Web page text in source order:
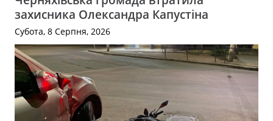
захисника Олександра Капустіна
Субота, 8 Серпня, 2026